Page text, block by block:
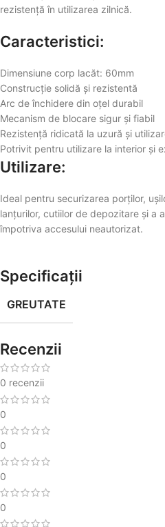
rezistență în utilizarea zilnică.
Caracteristici:
Dimensiune corp lacăt: 60mm
Construcție solidă și rezistentă
Arc de închidere din oțel durabil
Mecanism de blocare sigur și fiabil
Rezistență ridicată la uzură și
Potrivit pentru utilizare la interior și
Utilizare:
Ideal pentru securizarea porților,
lanțurilor, cutiilor de depozitare și a
împotriva accesului neautorizat.
Specificații
GREUTATE
Recenzii
0 recenzii
0
0
0
0